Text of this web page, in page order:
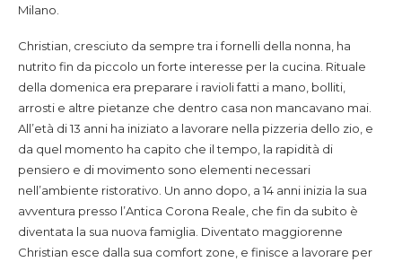
Milano.
Christian, cresciuto da sempre tra i fornelli della nonna, ha
nutrito fin da piccolo un forte interesse per la cucina. Rituale
della domenica era preparare i ravioli fatti a mano, bolliti,
arrosti e altre pietanze che dentro casa non mancavano mai.
All’età di 13 anni ha iniziato a lavorare nella pizzeria dello zio, e
da quel momento ha capito che il tempo, la rapidità di
pensiero e di movimento sono elementi necessari
nell’ambiente ristorativo. Un anno dopo, a 14 anni inizia la sua
avventura presso l’Antica Corona Reale, che fin da subito è
diventata la sua nuova famiglia. Diventato maggiorenne
Christian esce dalla sua comfort zone, e finisce a lavorare per